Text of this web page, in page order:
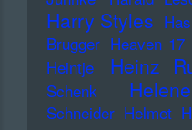
Harry Styles
Brugger Heaven 17
Heintje
Heinz
Schenk
Schneider Helmet